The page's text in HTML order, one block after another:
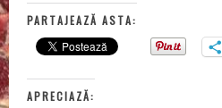
PARTAJEAZĂ ASTA:
APRECIAZĂ: